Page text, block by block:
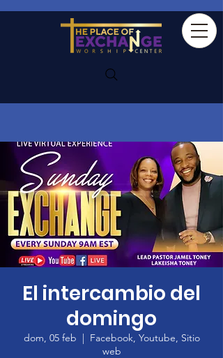
El intercambio del
domingo
dom, 05 feb
  |
Facebook, Youtube, Sitio
web